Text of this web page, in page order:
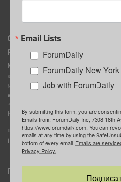
О нас
Реклама
MediaKit
Контактное лицо:
Марина Баранчук
ad@forumdaily.com
+1 347-604-1261
Наши рекламодатели
E-mail редакции:
info@forumdaily.com
Подписка
Email Lists
ForumDaily
ForumDaily New York
Job with ForumDaily
By submitting this form, you are
Emails from: ForumDaily Inc, 7308 18th
https://www.forumdaily.com. You can
emails at any time by using the
bottom of every email. Emails are
Privacy Policy.